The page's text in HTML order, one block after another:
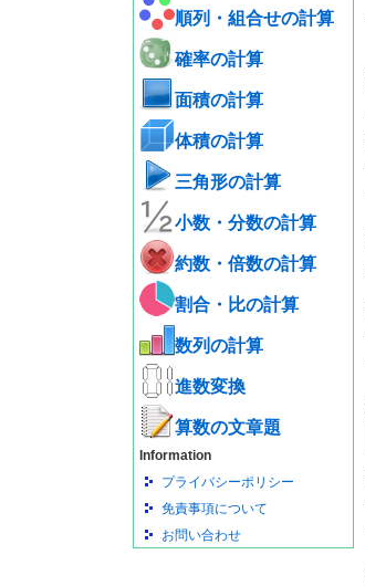
順列・組合せの計算
確率の計算
面積の計算
体積の計算
三角形の計算
小数・分数の計算
約数・倍数の計算
割合・比の計算
数列の計算
進数変換
算数の文章題
Information
プライバシーポリシー
免責事項について
お問い合わせ